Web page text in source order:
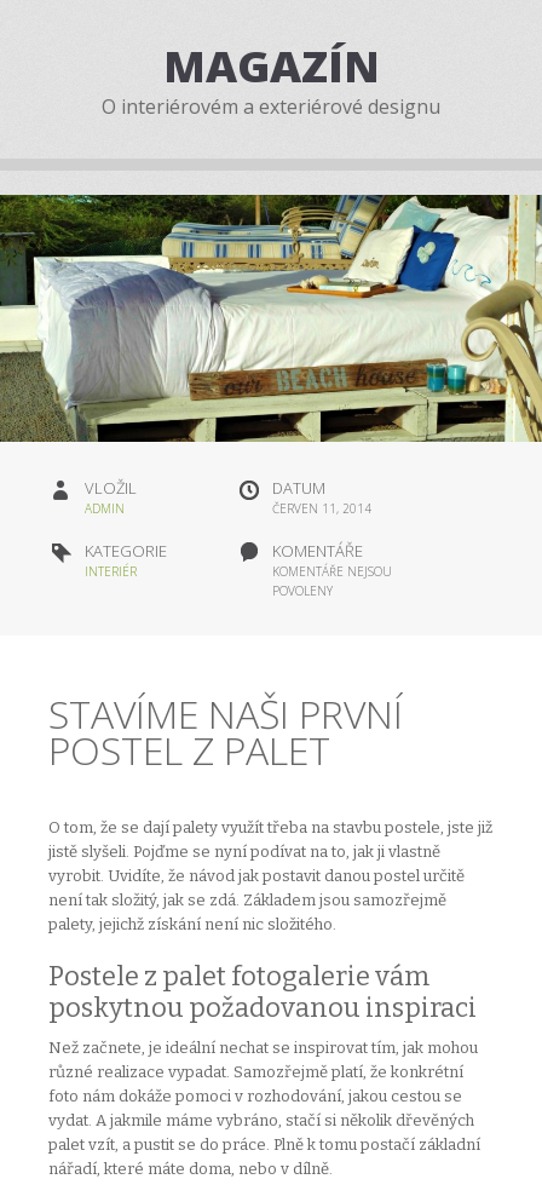
MAGAZÍN
O interiérovém a exteriérové designu
VLOŽIL
ADMIN
DATUM
ČERVEN 11, 2014
KATEGORIE
INTERIÉR
KOMENTÁŘE
KOMENTÁŘE NEJSOU
POVOLENY
STAVÍME NAŠI PRVNÍ
POSTEL Z PALET
O tom, že se dají palety využít třeba na stavbu postele, jste již
jistě slyšeli. Pojďme se nyní podívat na to, jak ji vlastně
vyrobit. Uvidíte, že návod jak postavit danou postel určitě
není tak složitý, jak se zdá. Základem jsou samozřejmě
palety, jejichž získání není nic složitého.
Postele z palet fotogalerie vám
poskytnou požadovanou inspiraci
Než začnete, je ideální nechat se inspirovat tím, jak mohou
různé realizace vypadat. Samozřejmě platí, že konkrétní
foto nám dokáže pomoci v rozhodování, jakou cestou se
vydat. A jakmile máme vybráno, stačí si několik dřevěných
palet vzít, a pustit se do práce. Plně k tomu postačí základní
nářadí, které máte doma, nebo v dílně.